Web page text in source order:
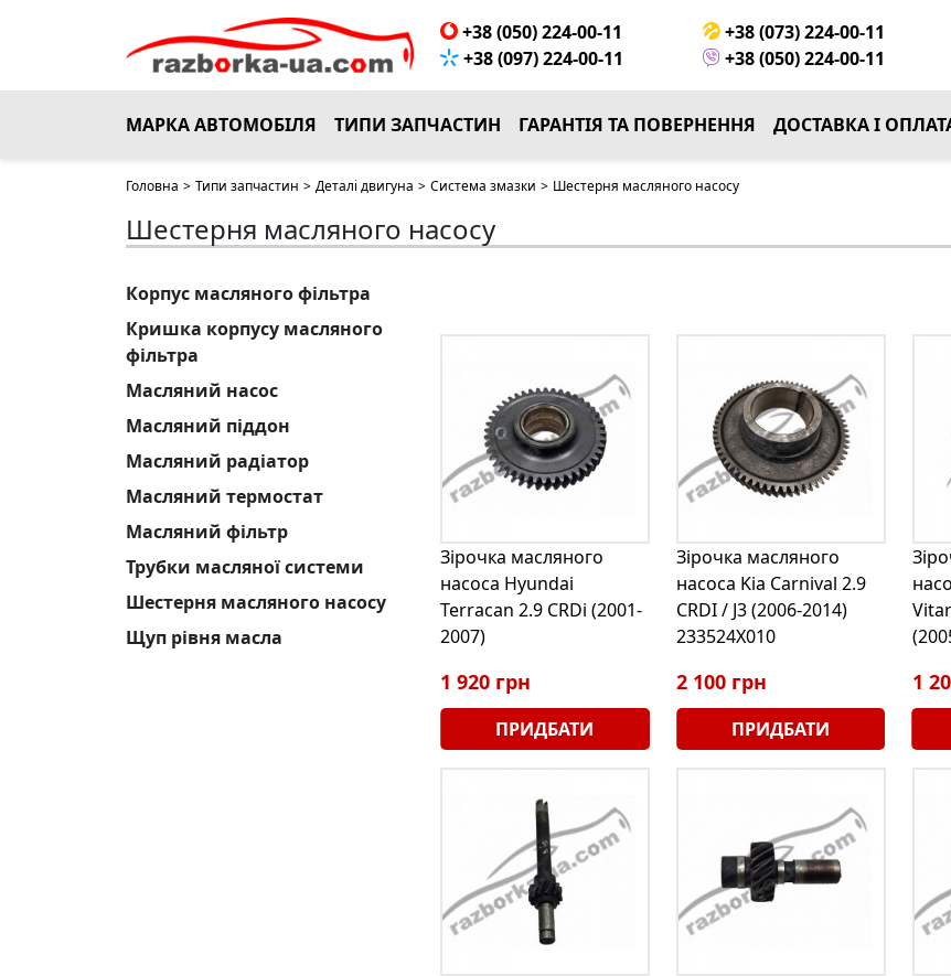
+38 (050) 224-00-11
+38 (073) 224-00-11
+38 (097) 224-00-11
+38 (050) 224-00-11
МАРКА АВТОМОБІЛЯ ТИПИ ЗАПЧАСТИН ГАРАНТІЯ ТА ПОВЕРНЕННЯ ДОСТАВКА І
Головна > Типи запчастин > Деталі двигуна > Система змазки > Шестерня масляного насосу
Шестерня масляного насосу
Корпус масляного фільтра
Кришка корпусу масляного
фільтра
Масляний насос
Масляний піддон
Масляний радіатор
Масляний термостат
Масляний фільтр
Трубки масляної системи
Шестерня масляного насосу
Щуп рівня масла
Зірочка масляного
насоса Hyundai
Terracan 2.9 CRDi (2001-
2007)
1 920 грн
ПРИДБАТИ
Зірочка масляного
насоса Kia Carnival 2.9
CRDI / J3 (2006-2014)
233524X010
2 100 грн
ПРИДБАТИ
1